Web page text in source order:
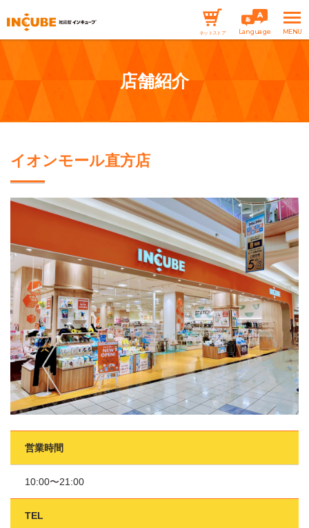
ネットストア Language
店舗紹介
イオンモール直方店
営業時間
10:00〜21:00
TEL